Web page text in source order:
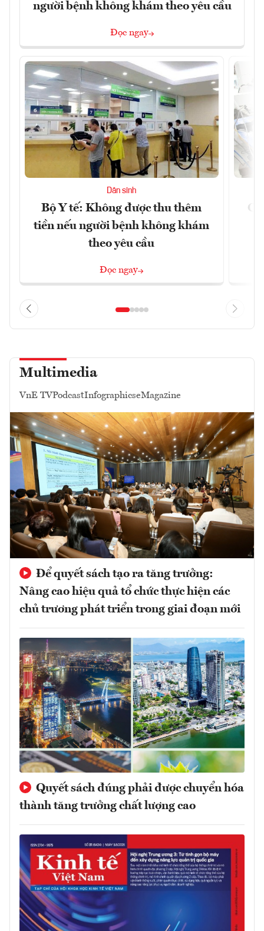
người bệnh không khám theo yêu cầu
Đọc ngay
Dân sinh
Bộ Y tế: Không được thu thêm
tiền nếu người bệnh không khám
theo yêu cầu
Đọc ngay
Multimedia
VnE TVPodcastInfographicseMagazine
Để quyết sách tạo ra tăng trưởng:
Nâng cao hiệu quả tổ chức thực hiện các
chủ trương phát triển trong giai đoạn mới
Quyết sách đúng phải được chuyển hóa
thành tăng trưởng chất lượng cao